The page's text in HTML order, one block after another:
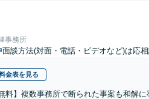
事務所
面談方法(対面・電話・ビデオなど)は応
金表を見る
料】複数事務所で断られた事案も和解